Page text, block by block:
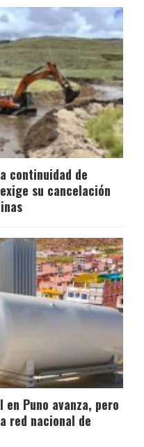
continuidad de
su cancelación
Puno avanza, pero
red nacional de